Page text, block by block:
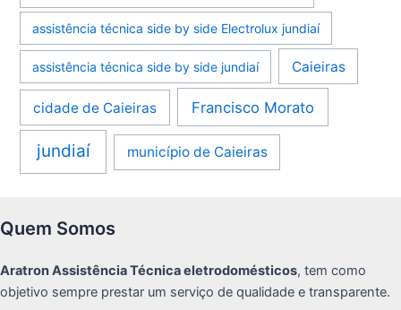
assistência técnica side by side Electrolux jundiaí
assistência técnica side by side jundiaí Caieiras
cidade de Caieiras Francisco Morato
jundiaí município de Caieiras
Quem Somos
Aratron Assistência Técnica eletrodomésticos, tem como
objetivo sempre prestar um serviço de qualidade e transparente.